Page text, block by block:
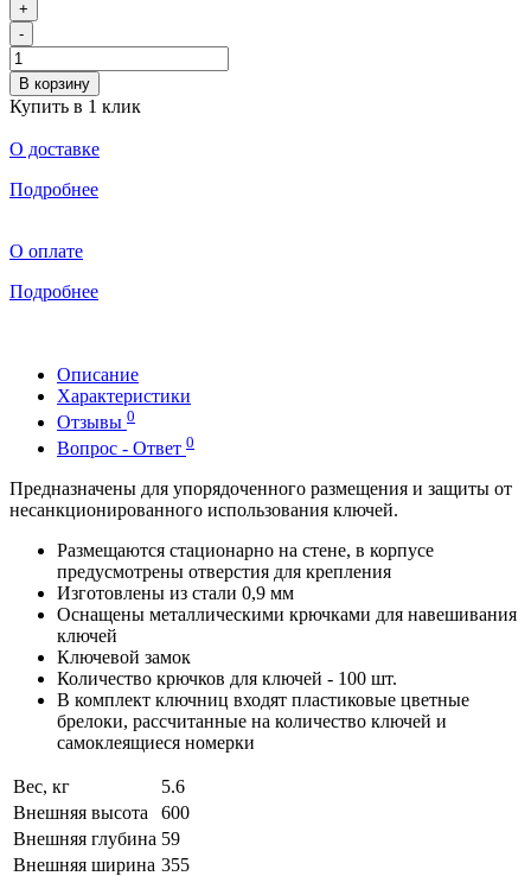
+
-
В корзину
Купить в 1 клик
О доставке
Подробнее
О оплате
Подробнее
Описание
Характеристики
Отзывы 0
Вопрос - Ответ 0
Предназначены для упорядоченного размещения и защиты от
несанкционированного использования ключей.
Размещаются стационарно на стене, в корпусе
предусмотрены отверстия для крепления
Изготовлены из стали 0,9 мм
Оснащены металлическими крючками для навешивания
ключей
Ключевой замок
Количество крючков для ключей - 100 шт.
В комплект ключниц входят пластиковые цветные
брелоки, рассчитанные на количество ключей и
самоклеящиеся номерки
Вес, кг
5.6
Внешняя высота
600
Внешняя глубина 59
Внешняя ширина 355